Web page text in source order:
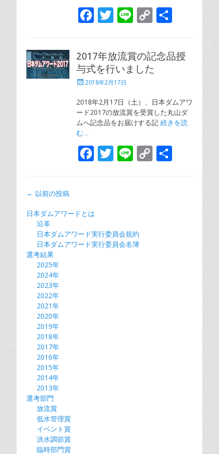
F
e
b
o
k
T
itt
er
Li
e
C
p
y
Li
n
k
2017年放流賞の記念品授
与式を行いました
投
日
2018年2月17日
2018年2月17日（土）、日本ダムアワ
ード2017の放流賞を受賞した丸山ダ
ムへ記念品をお届けする記 続きを読
む…
F
o
o
k
T Li C
投
ナ
ー
シ
← 以前の投稿
日本ダムアワードとは
沿革
日本ダムアワード実行委員会規約
日本ダムアワード実行委員会名簿
選考結果
2025年
2024年
2023年
2022年
2021年
2020年
2019年
2018年
2017年
2016年
2015年
2014年
2013年
選考部門
放流賞
低水管理賞
イベント賞
洪水調節賞
臨時部門賞